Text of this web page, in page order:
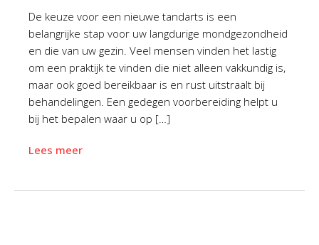
De keuze voor een nieuwe tandarts is een
belangrijke stap voor uw langdurige mondgezondheid
en die van uw gezin. Veel mensen vinden het lastig
om een praktijk te vinden die niet alleen vakkundig is,
maar ook goed bereikbaar is en rust uitstraalt bij
behandelingen. Een gedegen voorbereiding helpt u
bij het bepalen waar u op […]
Lees meer